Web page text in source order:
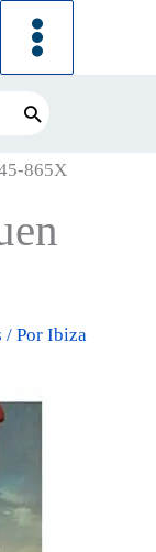
865X
/ Por Ibiza